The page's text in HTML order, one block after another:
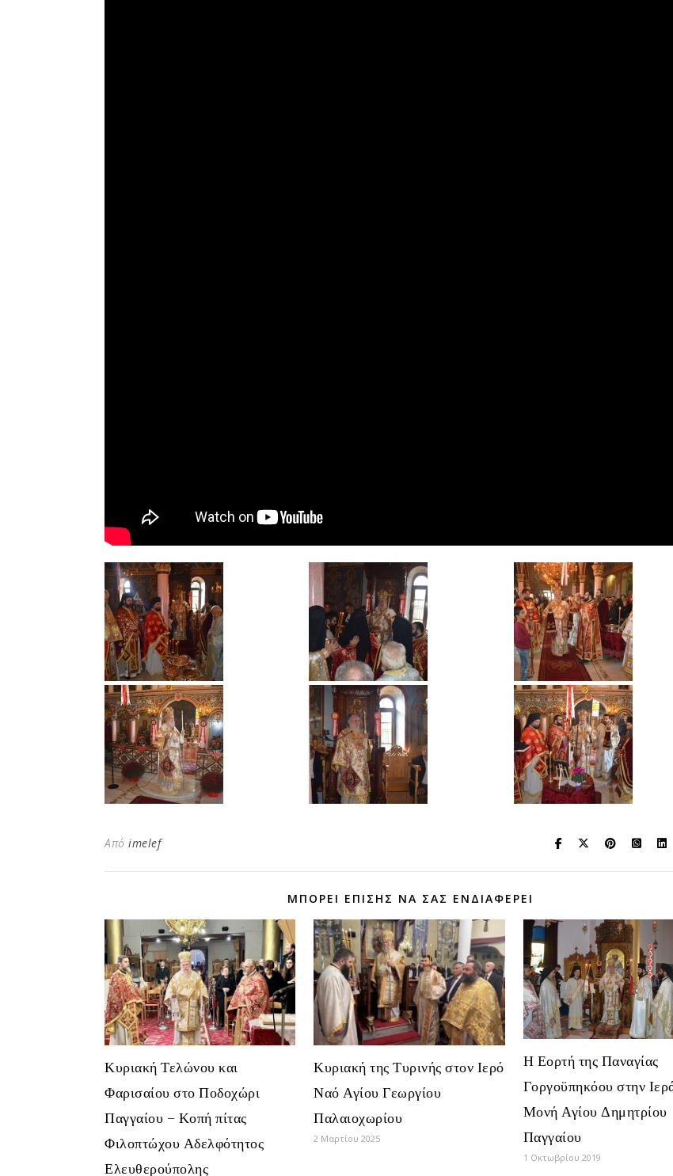
Από imelef
ΜΠΟΡΕΊ ΕΠΊΣΗΣ ΝΑ ΣΑΣ ΕΝΔΙΑΦΈΡΕΙ
Κυριακή Τελώνου και
Φαρισαίου στο Ποδοχώρι
Παγγαίου – Κοπή πίτας
Φιλοπτώχου Αδελφότητος
Ελευθερούπολης
Κυριακή της Τυρινής στον Ιερό
Ναό Αγίου Γεωργίου
Παλαιοχωρίου
2 Μαρτίου 2025
Η Εορτή της Παναγίας
Γοργοϋπηκόου στην
Μονή Αγίου Δημητρίου
Παγγαίου
1 Οκτωβρίου 2019